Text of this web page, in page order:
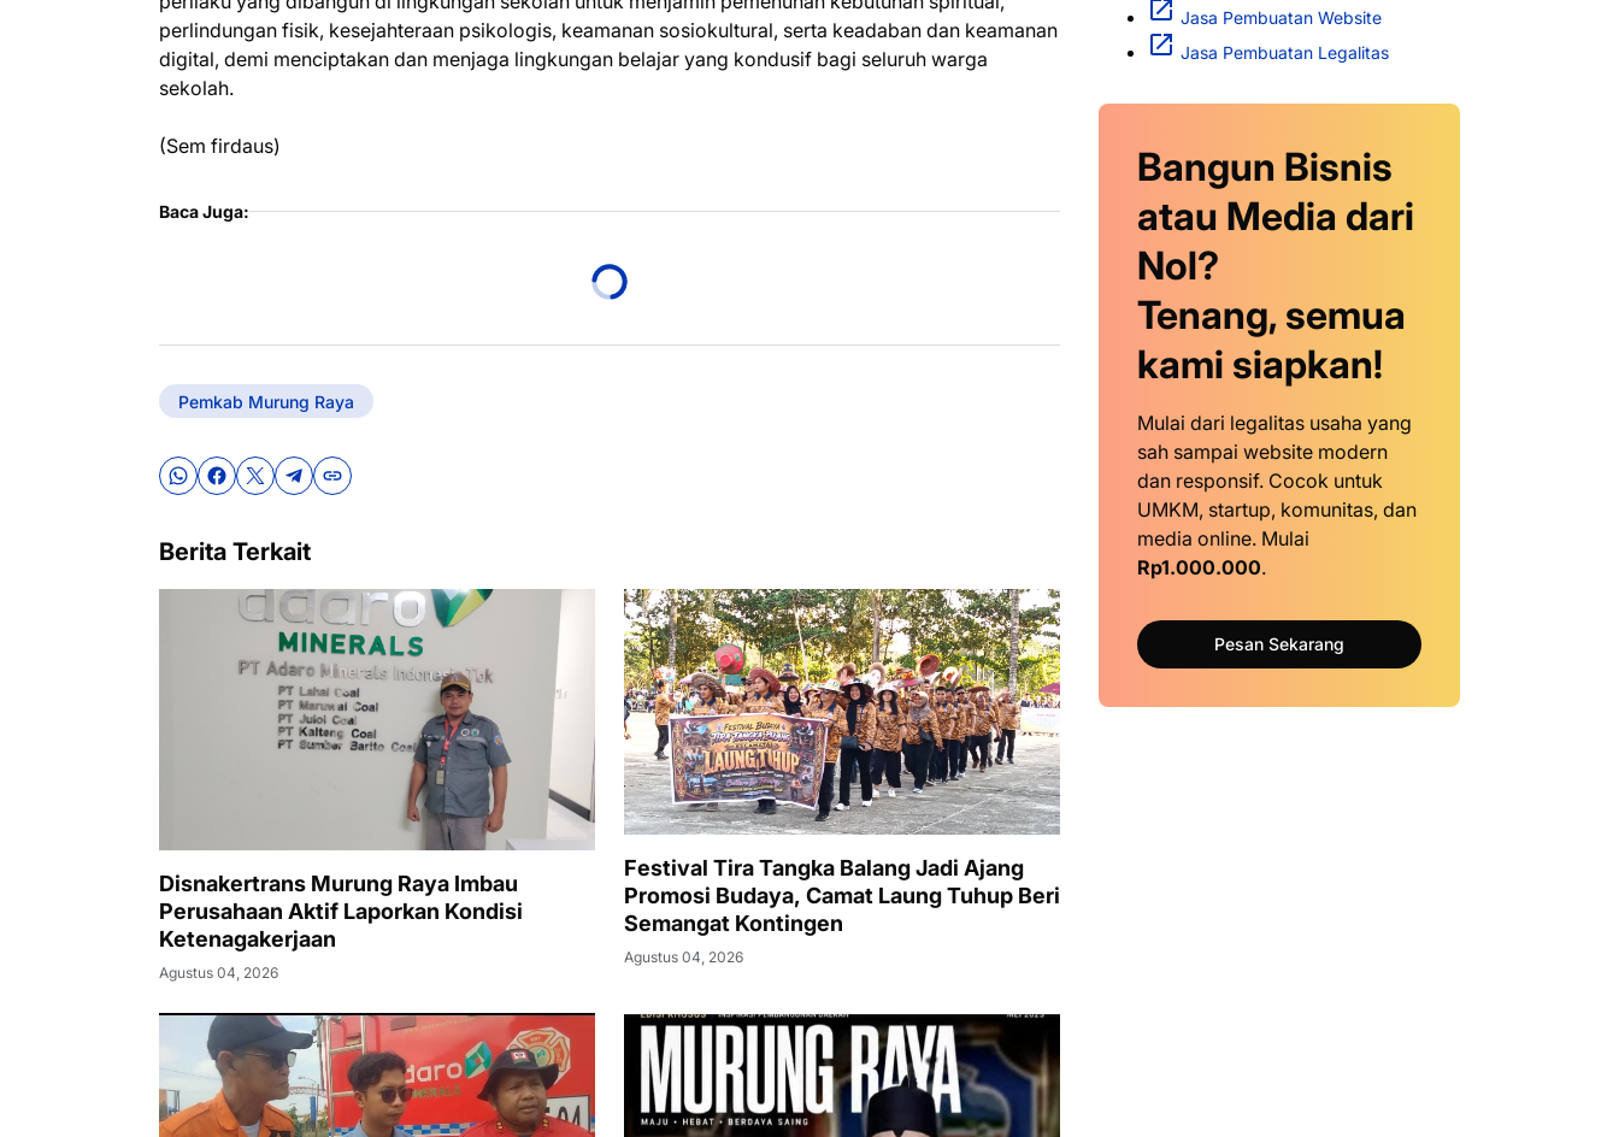
perlindungan fisik, kesejahteraan psikologis, keamanan sosiokultural, serta keadaban dan keamanan
digital, demi menciptakan dan menjaga lingkungan belajar yang kondusif bagi seluruh warga
sekolah.
(Sem firdaus)
Baca Juga:
Pemkab Murung Raya
Berita Terkait
Disnakertrans Murung Raya Imbau
Perusahaan Aktif Laporkan Kondisi
Ketenagakerjaan
Agustus 04, 2026
Festival Tira Tangka Balang Jadi Ajang
Promosi Budaya, Camat Laung Tuhup Beri
Semangat Kontingen
Agustus 04, 2026
Jasa Pembuatan Website
Jasa Pembuatan Legalitas
Bangun Bisnis
atau Media dari
Nol?
Tenang, semua
kami siapkan!
Mulai dari legalitas usaha yang
sah sampai website modern
dan responsif. Cocok untuk
UMKM, startup, komunitas, dan
media online. Mulai
Rp1.000.000.
Pesan Sekarang